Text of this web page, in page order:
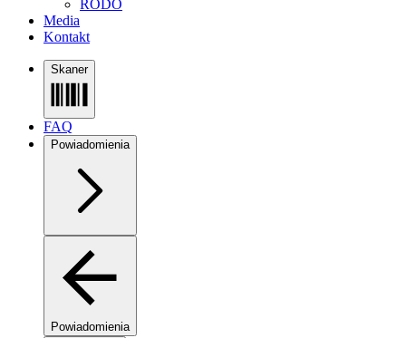
RODO
Media
Kontakt
Skaner
FAQ
Powiadomienia
Powiadomienia